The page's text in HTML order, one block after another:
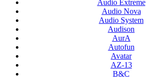
Audio Extreme
Audio Nova
Audio System
Audison
AurA
Autofun
Avatar
AZ-13
B&C